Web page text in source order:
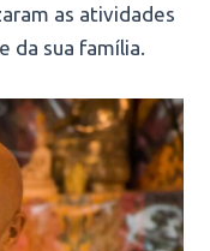
as atividades
da sua família.